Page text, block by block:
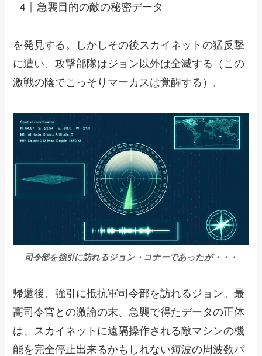
急襲目的の敵の秘密データ
を発見する。しかしその後スカイネットの猛反撃
に遭い、攻撃部隊はジョン以外は全滅する（この
激戦の陰でこっそりマーカスは覚醒する）。
司令部を強引に訪れるジョン・コナーであったが・・・
帰還後、強引に抵抗軍司令部を訪れるジョン。最
高司令官との激論の末、急襲で得たデータの正体
は、スカイネットに遠隔操作される敵マシンの機
能を完全停止出来るかもしれない短波の周波数パ